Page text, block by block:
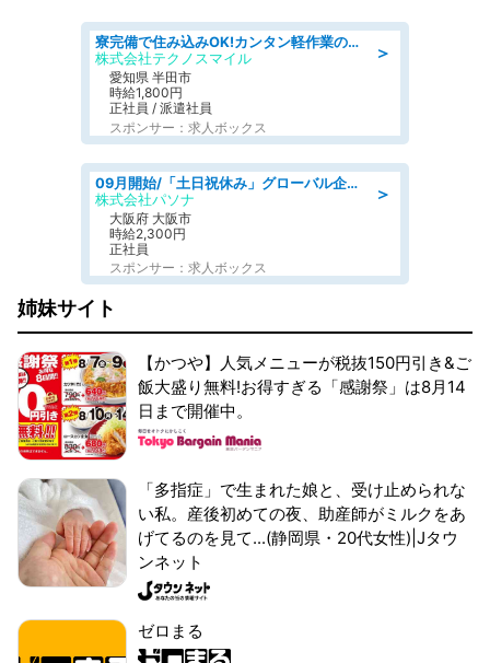
＞
寮完備で住み込みOK!カンタン軽作業のお仕事 denso aichi
株式会社テクノスマイル
愛知県 半田市
時給1,800円
正社員 / 派遣社員
スポンサー：求人ボックス
＞
09月開始/「土日祝休み」グローバル企業での産業保健のお仕事/保健師/高時給/残業なし/服装自由
株式会社パソナ
大阪府 大阪市
時給2,300円
正社員
スポンサー：求人ボックス
姉妹サイト
【かつや】人気メニューが税抜150円引き&ご
飯大盛り無料!お得すぎる「感謝祭」は8月14
日まで開催中。
「多指症」で生まれた娘と、受け止められな
い私。産後初めての夜、助産師がミルクをあ
げてるのを見て...(静岡県・20代女性)|Jタウ
ンネット
ゼロまる